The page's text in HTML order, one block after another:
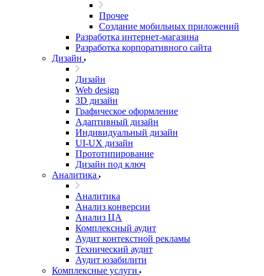
Прочее
Создание мобильных приложений
Разработка интернет-магазина
Разработка корпоративного сайта
Дизайн
Дизайн
Web design
3D дизайн
Графическое оформление
Адаптивный дизайн
Индивидуальный дизайн
UI‑UX дизайн
Прототипирование
Дизайн под ключ
Аналитика
Аналитика
Анализ конверсии
Анализ ЦА
Комплексный аудит
Аудит контекстной рекламы
Технический аудит
Аудит юзабилити
Комплексные услуги